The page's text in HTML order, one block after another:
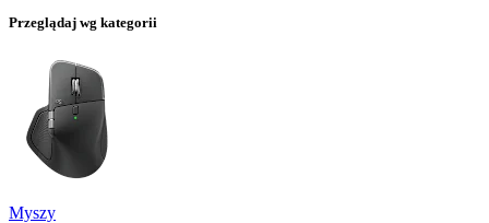
Przeglądaj wg kategorii
Myszy